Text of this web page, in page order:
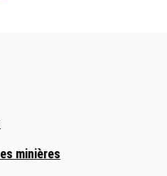
minières